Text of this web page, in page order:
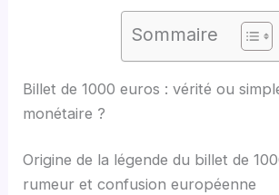
Sommaire
Billet de 1000 euros : vérité ou
monétaire ?
Origine de la légende du billet de
rumeur et confusion européenne